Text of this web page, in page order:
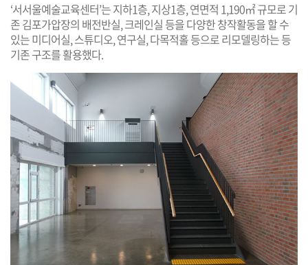
‘서서울예술교육센터’는 지하1층, 지상1층, 연면적 1,190㎡ 규모로 기
존 김포가압장의 배전반실, 크레인실 등을 다양한 창작활동을 할 수
있는 미디어실, 스튜디오, 연구실, 다목적홀 등으로 리모델링하는 등
기존 구조를 활용했다.